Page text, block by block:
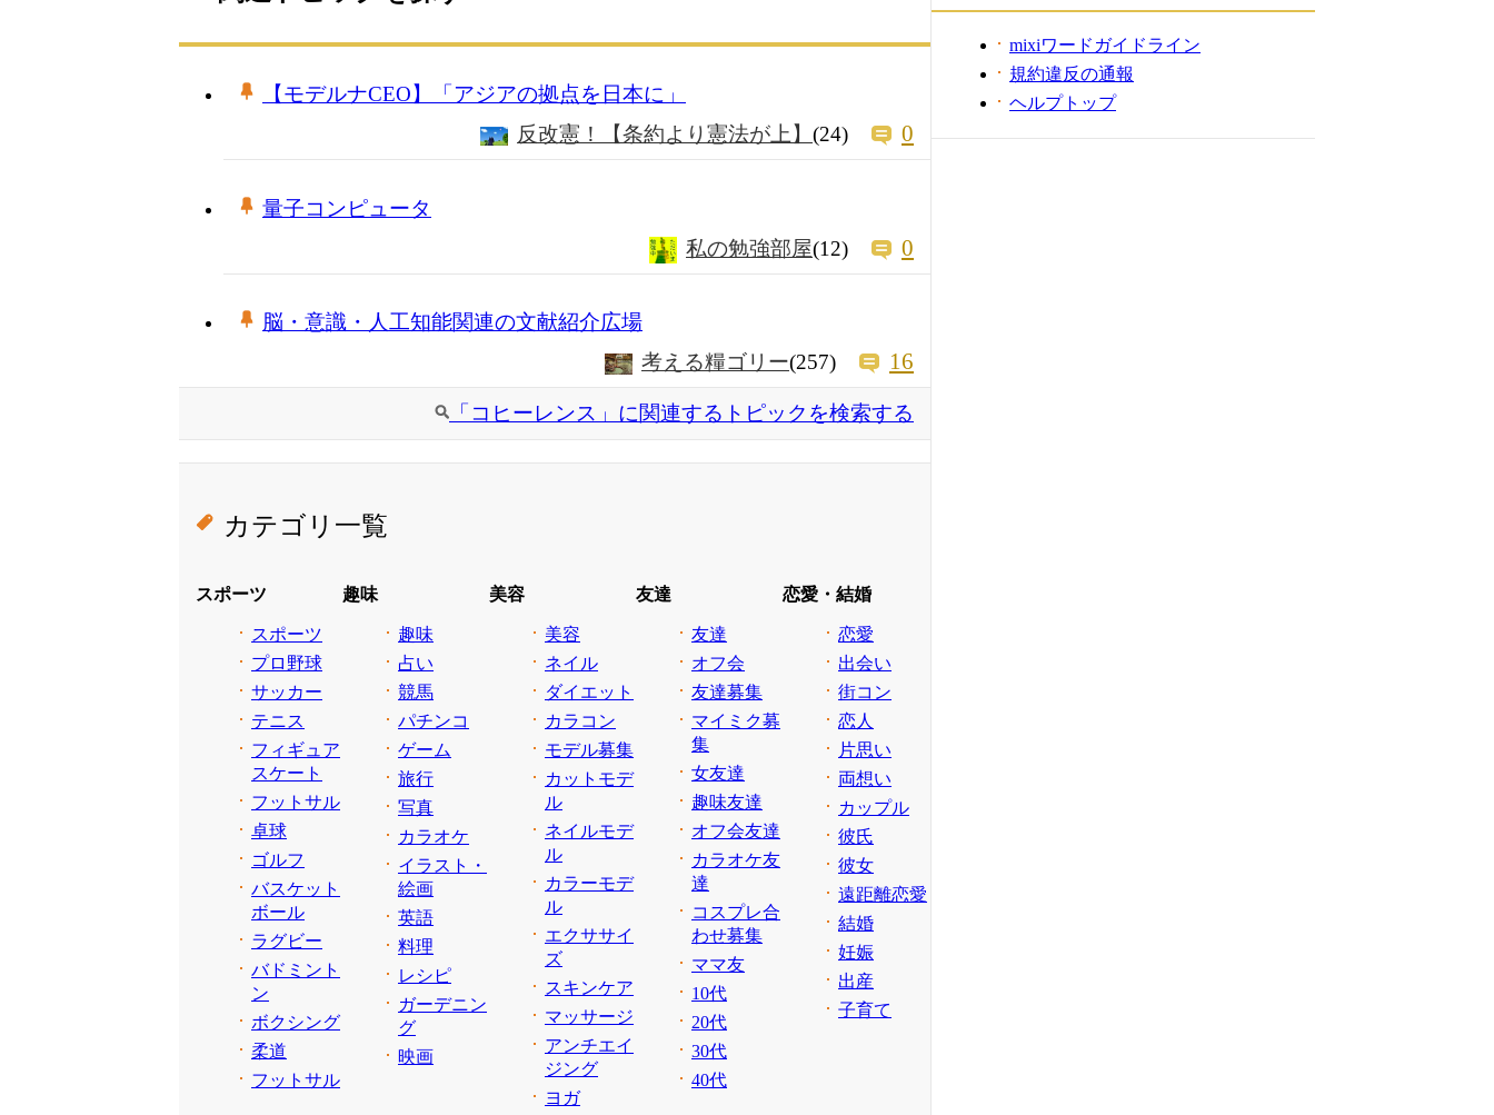
【モデルナCEO】「アジアの拠点を日本に」
反改憲！【条約より憲法が上】 (24) 0
量子コンピュータ
私の勉強部屋(12) 0
脳・意識・人工知能関連の文献紹介広場
考える糧ゴリー(257) 16
「コヒーレンス」に関連するトピックを検索する
カテゴリ一覧
スポーツ
スポーツ
プロ野球
サッカー
テニス
フィギュア
スケート
フットサル
卓球
ゴルフ
バスケット
ボール
ラグビー
バドミント
ン
ボクシング
柔道
フットサル
趣味
趣味
占い
競馬
パチンコ
ゲーム
旅行
写真
カラオケ
イラスト・
絵画
英語
料理
レシピ
ガーデニン
グ
映画
美容
美容
ネイル
ダイエット
カラコン
モデル募集
カットモデ
ル
ネイルモデ
ル
カラーモデ
ル
エクササイ
ズ
スキンケア
マッサージ
アンチエイ
ジング
ヨガ
友達
友達
オフ会
友達募集
マイミク募
集
女友達
趣味友達
オフ会友達
カラオケ友
達
コスプレ合
わせ募集
ママ友
10代
20代
30代
40代
恋愛・結婚
恋愛
出会い
街コン
恋人
片思い
両想い
カップル
彼氏
彼女
遠距離恋愛
結婚
妊娠
出産
子育て
mixiワードガイドライン
規約違反の通報
ヘルプトップ